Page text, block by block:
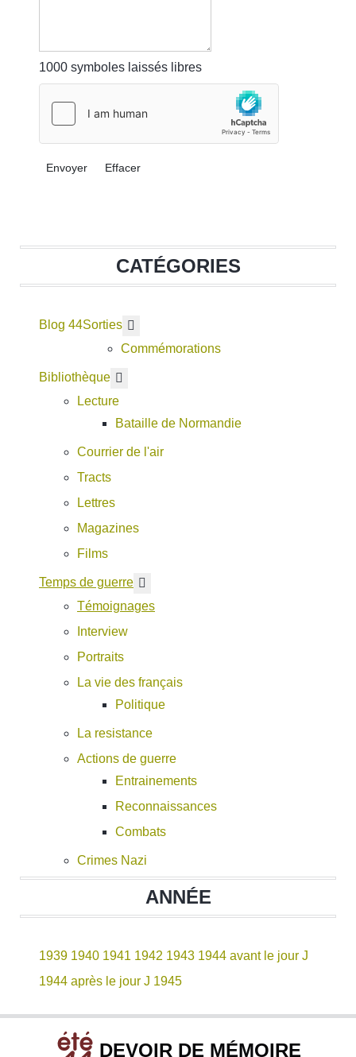
1000 symboles laissés libres
Envoyer Effacer
CATÉGORIES
Blog 44Sorties
Commémorations
Bibliothèque
Lecture
Bataille de Normandie
Courrier de l'air
Tracts
Lettres
Magazines
Films
Temps de guerre
Témoignages
Interview
Portraits
La vie des français
Politique
La resistance
Actions de guerre
Entrainements
Reconnaissances
Combats
Crimes Nazi
ANNÉE
1939 1940 1941 1942 1943 1944 avant le jour J
1944 après le jour J 1945
DEVOIR DE MÉMOIRE